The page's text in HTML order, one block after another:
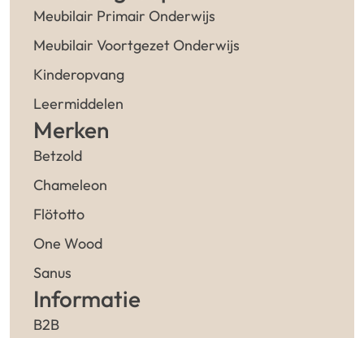
Meubilair Primair Onderwijs
Meubilair Voortgezet Onderwijs
Kinderopvang
Leermiddelen
Merken
Betzold
Chameleon
Flötotto
One Wood
Sanus
Informatie
B2B